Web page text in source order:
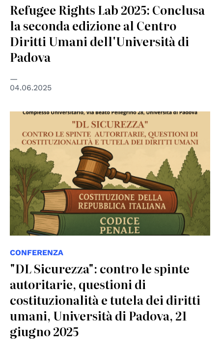
Refugee Rights Lab 2025: Conclusa
la seconda edizione al Centro
Diritti Umani dell'Università di
Padova
04.06.2025
CONFERENZA
"DL Sicurezza": contro le spinte
autoritarie, questioni di
costituzionalità e tutela dei diritti
umani, Università di Padova, 21
giugno 2025